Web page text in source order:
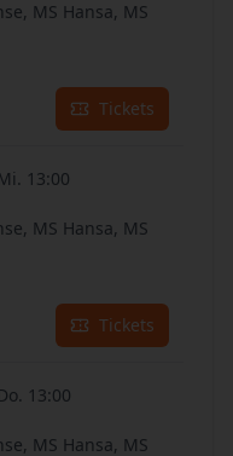
MS Hansa, MS
Tickets
Mi. 13:00
MS Hansa, MS
Tickets
Do. 13:00
MS Hansa, MS